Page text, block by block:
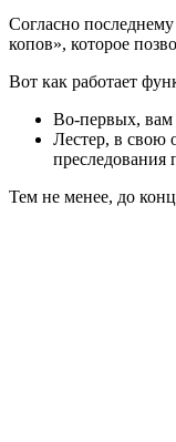
Согласно
копов», которое
Вот как работает
Во-первых, вам
Лестер, в свою
преследования
Тем не менее, до